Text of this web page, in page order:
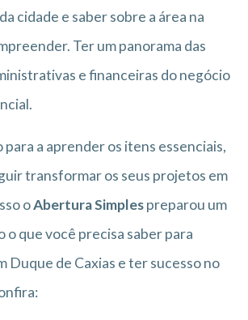
cidade e saber sobre a área na
Ter um panorama das
e financeiras do negócio
para a aprender os itens essenciais,
transformar os seus projetos em
oAbertura Simplespreparou um
o que você precisa saber para
Duque de Caxias e ter sucesso no